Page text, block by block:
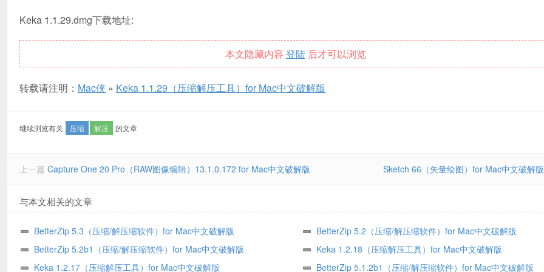
Keka 1.1.29.dmg下载地址:
本文隐藏内容 登陆 后才可以浏览
转载请注明： Mac侠 » Keka 1.1.29（压缩解压工具）for Mac中文破解版
继续浏览有关 压缩 解压 的文章
上一篇 Capture One 20 Pro（RAW图像编辑）13.1.0.172 for Mac中文破解版 Sketch 66（矢量绘图）for Mac中文破解版
与本文相关的文章
BetterZip 5.3（压缩/解压缩软件）for Mac中文破解版
BetterZip 5.2（压缩/解压缩软件）for Mac中文破解版
BetterZip 5.2b1（压缩/解压缩软件）for Mac中文破解版
Keka 1.2.18（压缩解压工具）for Mac中文破解版
Keka 1.2.17（压缩解压工具）for Mac中文破解版
BetterZip 5.1.2b1（压缩/解压缩软件）for Mac中文破解版